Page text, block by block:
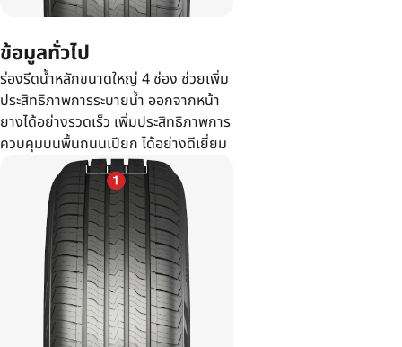
ข้อมูลทั่วไป
ร่องรีดน้ำหลักขนาดใหญ่ 4 ช่อง ช่วยเพิ่ม
ประสิทธิภาพการระบายน้ำ ออกจากหน้า
ยางได้อย่างรวดเร็ว เพิ่มประสิทธิภาพการ
ควบคุมบนพื้นถนนเปียก ได้อย่างดีเยี่ยม